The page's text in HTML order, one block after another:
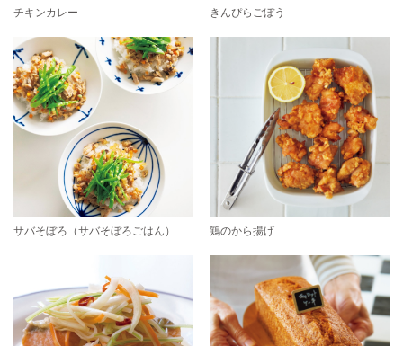
チキンカレー きんぴらごぼう
サバそぼろ（サバそぼろごはん） 鶏のから揚げ